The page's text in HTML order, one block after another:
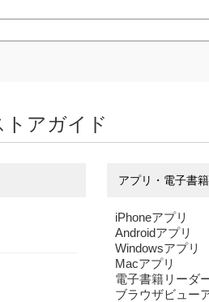
トアガイド
アプリ・電子書
iPhoneアプリ
Androidアプリ
Windowsアプリ
Macアプリ
電子書籍リーダ
ブラウザビュー